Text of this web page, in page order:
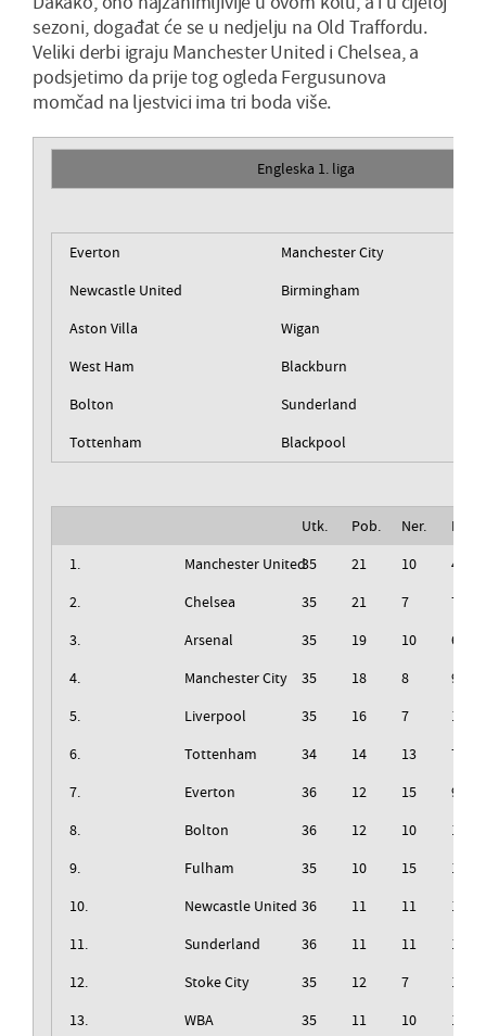
sezoni, događat će se u nedjelju na Old Traffordu.
Veliki derbi igraju Manchester United i Chelsea, a
podsjetimo da prije tog ogleda Fergusunova
momčad na ljestvici ima tri boda više.
Engleska 1. liga
Everton
Manchester City
Newcastle United
Birmingham
Aston Villa
Wigan
West Ham
Blackburn
Bolton
Sunderland
Tottenham
Blackpool
Utk. Pob. Ner.
Izg.
1.
Manchester United35 21 10
4
2.
Chelsea 35 21 7
7
3.
Arsenal 35 19 10
6
4.
Manchester City 35 18 8
9
5.
Liverpool 35 16 7
12
6.
Tottenham 34 14 13
7
7.
Everton 36 12 15
9
8.
Bolton 36 12 10
14
9.
Fulham 35 10 15
10
10.
Newcastle United 36 11 11
14
11.
Sunderland 36 11 11
14
12.
Stoke City 35 12 7
16
13.
WBA 35 11 10
14